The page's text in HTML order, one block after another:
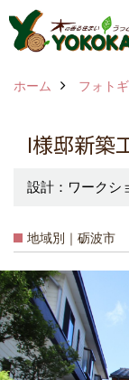
ホーム フォト
I様邸新築
設計：ワークシ
地域別｜砺波市